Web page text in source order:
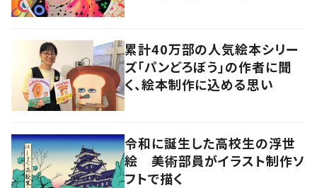
累計40万部の人気絵本シリー
ズ「パンどろぼう」の作者に聞
く、絵本制作に込める思い
令和に誕生した高校生の浮世
絵 美術部員がイラスト制作ソ
フトで描く